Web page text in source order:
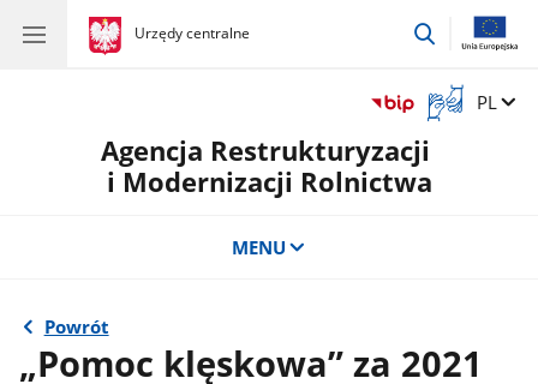
gov.pl
Urzędy centralne
gov.pl
Urzędy
przejdź
Otwórz
okno
z
tłumaczem
Zmień
PL
Agencja Restrukturyzacji
i Modernizacji Rolnictwa
MENU
Powrót
„Pomoc klęskowa” za 2021